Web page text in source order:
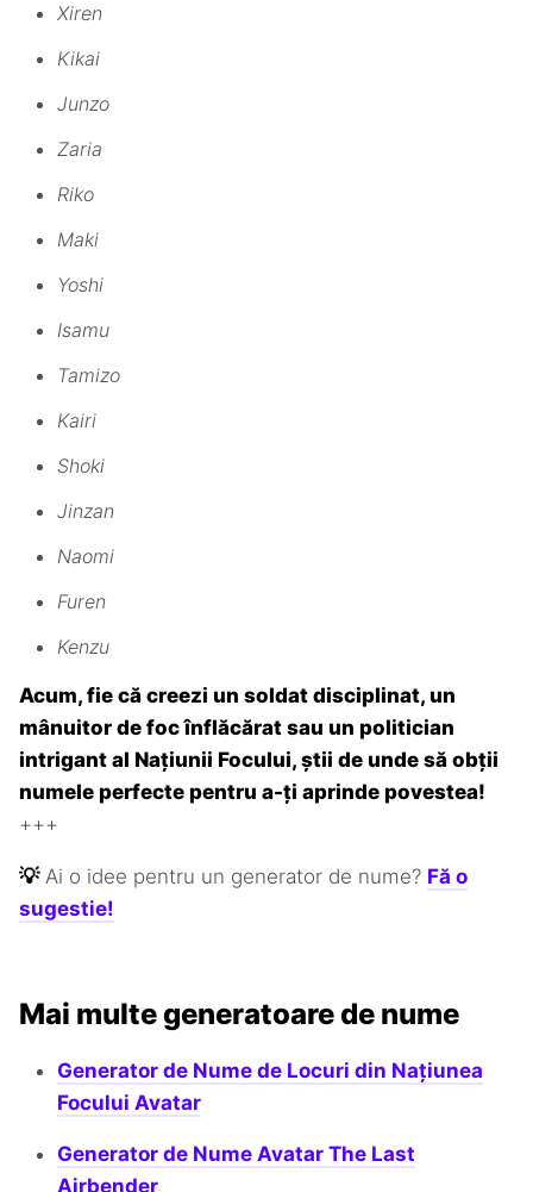
Xiren
Kikai
Junzo
Zaria
Riko
Maki
Yoshi
Isamu
Tamizo
Kairi
Shoki
Jinzan
Naomi
Furen
Kenzu
Acum, fie că creezi un soldat disciplinat, un
mânuitor de foc înflăcărat sau un politician
intrigant al Națiunii Focului, știi de unde să obții
numele perfecte pentru a-ți aprinde povestea!
+++
💡 Ai o idee pentru un generator de nume? Fă o
sugestie!
Mai multe generatoare de nume
Generator de Nume de Locuri din Națiunea
Focului Avatar
Generator de Nume Avatar The Last
Airbender